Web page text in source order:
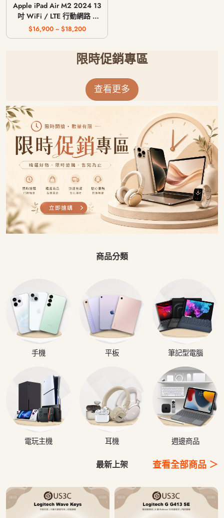
Apple iPad Air M2 2024 13
吋 WiFi / LTE 行動網路 /
128G 256G 512G 1T
$16,900 ~ $18,200
限時促銷專區
查看更多
商品分類
手機 平板 筆記型電腦
電玩主機 耳機 週邊商品
最新上架 查看全部商品 ＞